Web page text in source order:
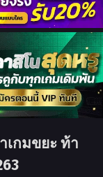
เกมขยะ ท้า